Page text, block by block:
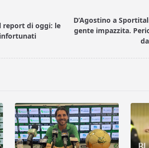
report di oggi: le
D’Agostino a
gente impazzita.